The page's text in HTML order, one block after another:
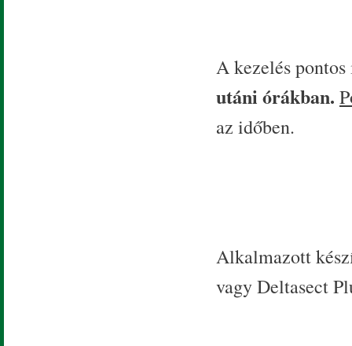
A kezelés
utáni órákban.
az időben.
Alkalmazott
vagy Deltasect